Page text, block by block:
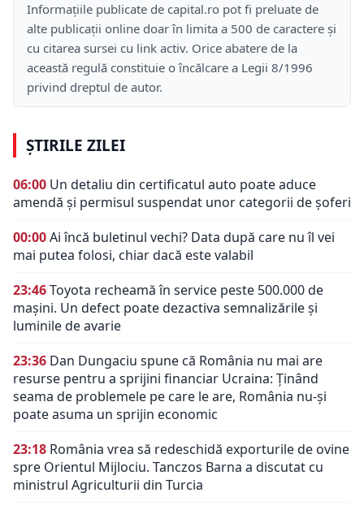
Informațiile publicate de capital.ro pot fi preluate de
alte publicații online doar în limita a 500 de caractere și
cu citarea sursei cu link activ. Orice abatere de la
această regulă constituie o încălcare a Legii 8/1996
privind dreptul de autor.
ȘTIRILE ZILEI
06:00 Un detaliu din certificatul auto poate aduce
amendă și permisul suspendat unor categorii de șoferi
00:00Ai încă buletinul vechi? Data după care nu îl vei
mai putea folosi, chiar dacă este valabil
23:46Toyota recheamă în service peste 500.000 de
mașini. Un defect poate dezactiva semnalizările și
luminile de avarie
23:36 Dan Dungaciu spune că România nu mai are
resurse pentru a sprijini financiar Ucraina: Ținând
seama de problemele pe care le are, România nu-și
poate asuma un sprijin economic
23:18 România vrea să redeschidă exporturile de ovine
spre Orientul Mijlociu. Tanczos Barna a discutat cu
ministrul Agriculturii din Turcia